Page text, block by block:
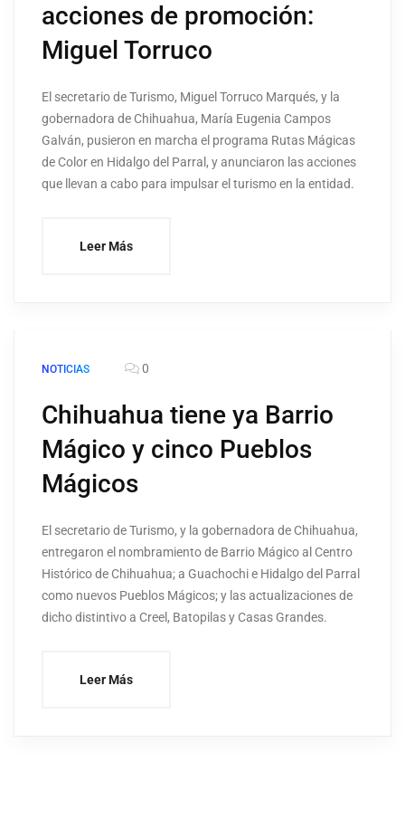
acciones de promoción:
Miguel Torruco
El secretario de Turismo, Miguel Torruco Marqués, y la
gobernadora de Chihuahua, María Eugenia Campos
Galván, pusieron en marcha el programa Rutas Mágicas
de Color en Hidalgo del Parral, y anunciaron las acciones
que llevan a cabo para impulsar el turismo en la entidad.
Leer Más
NOTICIAS 0
Chihuahua tiene ya Barrio
Mágico y cinco Pueblos
Mágicos
El secretario de Turismo, y la gobernadora de Chihuahua,
entregaron el nombramiento de Barrio Mágico al Centro
Histórico de Chihuahua; a Guachochi e Hidalgo del Parral
como nuevos Pueblos Mágicos; y las actualizaciones de
dicho distintivo a Creel, Batopilas y Casas Grandes.
Leer Más